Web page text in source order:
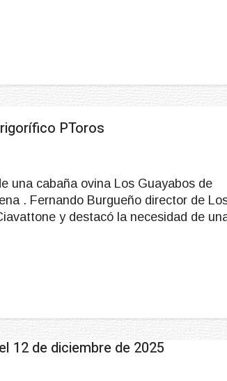
PToros
una cabaña ovina Los Guayabos de
. Fernando Burgueño director de
y destacó la necesidad de
12 de diciembre de 2025